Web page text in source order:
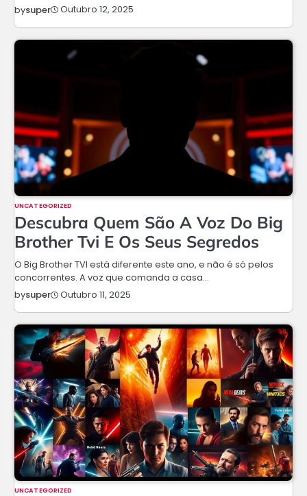
bysuper Outubro 12, 2025
UNCATEGORIZED
Descubra Quem São A Voz Do Big
Brother Tvi E Os Seus Segredos
O Big Brother TVI está diferente este ano, e não é só pelos
concorrentes. A voz que comanda a casa…
bysuper Outubro 11, 2025
UNCATEGORIZED